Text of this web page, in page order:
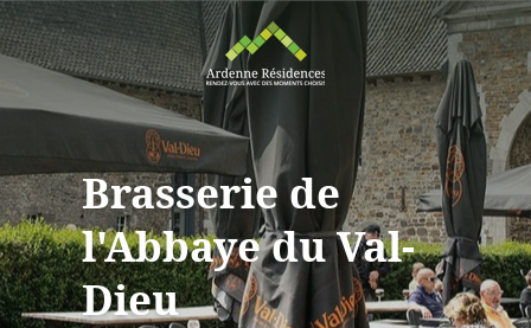
Brasserie de
l'Abbaye du Val-
Dieu